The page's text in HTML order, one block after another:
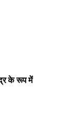
के रूप में